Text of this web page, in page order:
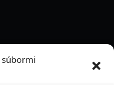
súbormi